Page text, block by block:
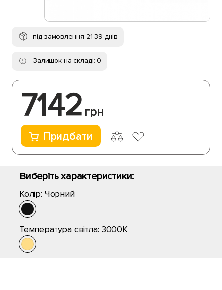
під замовлення 21-39 днів
Залишок на складі: 0
7142 грн
Придбати
Виберіть характеристики:
Колір: Чорний
Температура світла: 3000K